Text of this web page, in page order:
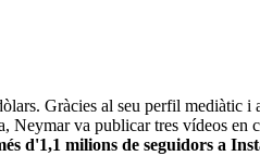
Gràcies al seu perfil mediàtic i
Neymar va publicar tres vídeos en
d'1,1 milions de seguidors a